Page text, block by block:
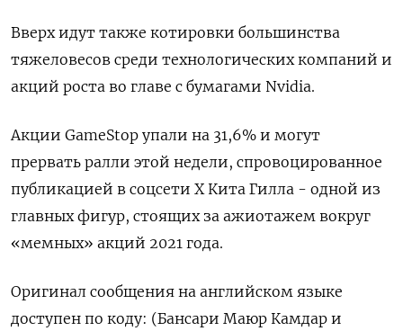
Вверх идут также котировки большинства
тяжеловесов среди технологических компаний и
акций роста во главе с бумагами Nvidia.
Акции GameStop упали на 31,6% и могут
прервать ралли этой недели, спровоцированное
публикацией в соцсети X Кита Гилла - одной из
главных фигур, стоящих за ажиотажем вокруг
«мемных» акций 2021 года.
Оригинал сообщения на английском языке
доступен по коду: (Бансари Маюр Камдар и